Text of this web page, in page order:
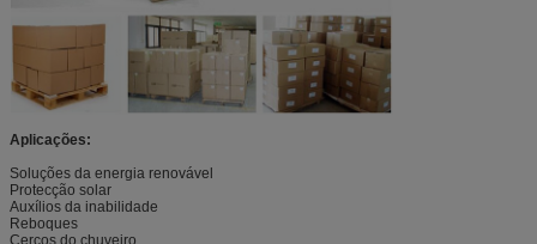
Aplicações:
Soluções da energia renovável
Protecção solar
Auxílios da inabilidade
Reboques
Cercos do chuveiro